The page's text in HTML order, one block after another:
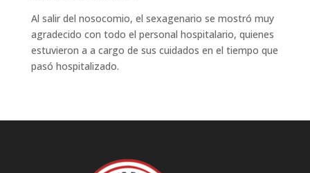
Al salir del nosocomio, el sexagenario se mostró muy
agradecido con todo el personal hospitalario, quienes
estuvieron a a cargo de sus cuidados en el tiempo que
pasó hospitalizado.